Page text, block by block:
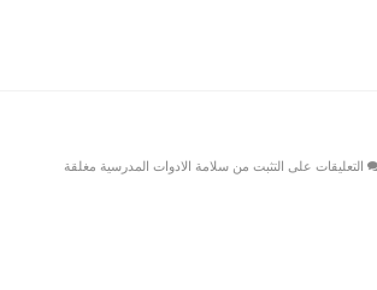
التعليقات على التثبت من سلامة الادوات المدرسية مغلقة